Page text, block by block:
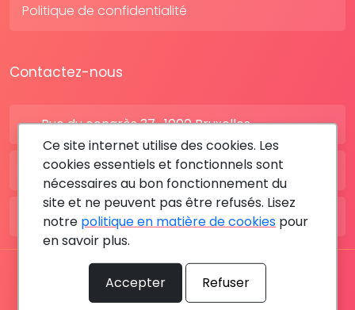
Politique de confidentialité
Contactez-nous
Rue du congrès 37 , 1000 Bruxelles
BE: +32 28080227
FR: +33 183642895
Tous les droits sont réservés © 2026 RDV MÉDICAL By
MediaSatCom
Ce site internet utilise des cookies. Les
cookies essentiels et fonctionnels sont
nécessaires au bon fonctionnement du
site et ne peuvent pas être refusés. Lisez
notre politique en matière de cookies pour
en savoir plus.
Accepter Refuser